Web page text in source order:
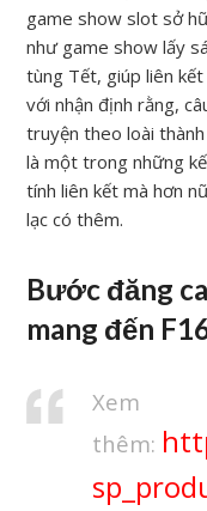
game show slot sở
như game show lấy
tùng Tết, giúp liên
với nhận định rằng,
truyện theo loài
là một trong những
tính liên kết mà hơn
lạc có thêm.
Bước đăng
mang đến
Xem
thêm: